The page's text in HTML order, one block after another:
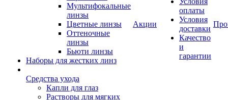
Мультифокальные
линзы
Цветные линзы
Оттеночные
линзы
Бьюти линзы
Наборы для жестких линз
Средства ухода
Капли для глаз
Растворы для мягких
Акции
оплаты
Условия
доставки
Качество
и
гарантии